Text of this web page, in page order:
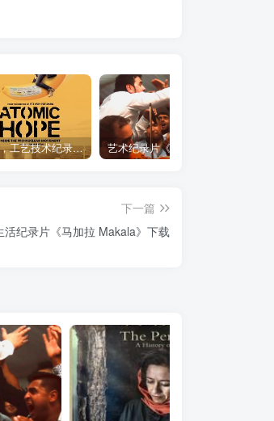
自然，工艺技术纪录片《原子能的希望 Atomic Hope – Inside the Pro-Nuclear Movement》下载
下一篇
社会生活纪录片《马加拉 Makala》下载